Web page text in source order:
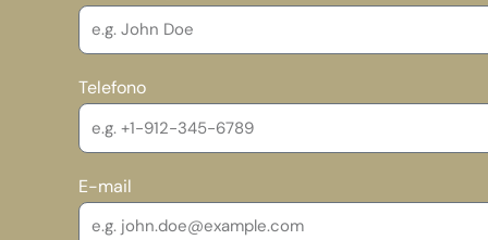
Sensoriale
Telefono
E-mail